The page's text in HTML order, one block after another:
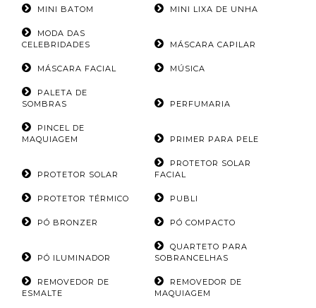
MINI BATOM MINI LIXA DE UNHA
MODA DAS
CELEBRIDADES
MÁSCARA CAPILAR
MÁSCARA FACIAL MÚSICA
PALETA DE
SOMBRAS
PERFUMARIA
PINCEL DE
MAQUIAGEM
PRIMER PARA PELE
PROTETOR SOLAR
PROTETOR SOLAR
FACIAL
PROTETOR TÉRMICO PUBLI
PÓ BRONZER PÓ COMPACTO
PÓ ILUMINADOR
QUARTETO PARA
SOBRANCELHAS
REMOVEDOR DE
ESMALTE
REMOVEDOR DE
MAQUIAGEM